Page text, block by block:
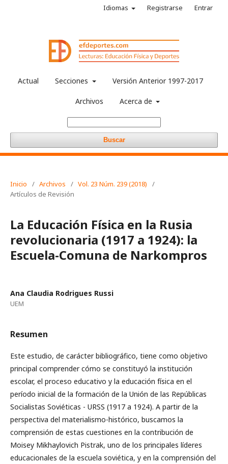
Actual Secciones Versión Anterior 1997-2017
Archivos Acerca de
Buscar
Idiomas Registrarse Entrar
Inicio / Archivos / Vol. 23 Núm. 239 (2018)
/
Artículos de Revisión
La Educación Física en la Rusia
revolucionaria (1917 a 1924): la
Escuela-Comuna de Narkompros
Ana Claudia Rodrigues Russi
UEM
Resumen
Este estudio, de carácter bibliográfico, tiene como objetivo
principal comprender cómo se constituyó la institución
escolar, el proceso educativo y la educación física en el
período inicial de la formación de la Unión de las Repúblicas
Socialistas Soviéticas - URSS (1917 a 1924). A partir de la
perspectiva del materialismo-histórico, buscamos la
comprensión de estas cuestiones en la contribución de
Moisey Mikhaylovich Pistrak, uno de los principales líderes
educacionales de la escuela soviética, y en la comprensión del